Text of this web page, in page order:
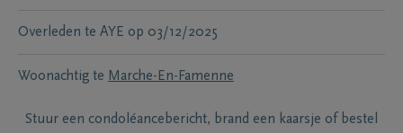
Overleden te AYE op 03/12/2025
Woonachtig te Marche-En-Famenne
Stuur een condoléancebericht, brand een kaarsje of bestel